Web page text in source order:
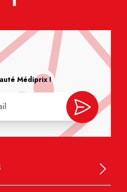
Médiprix !